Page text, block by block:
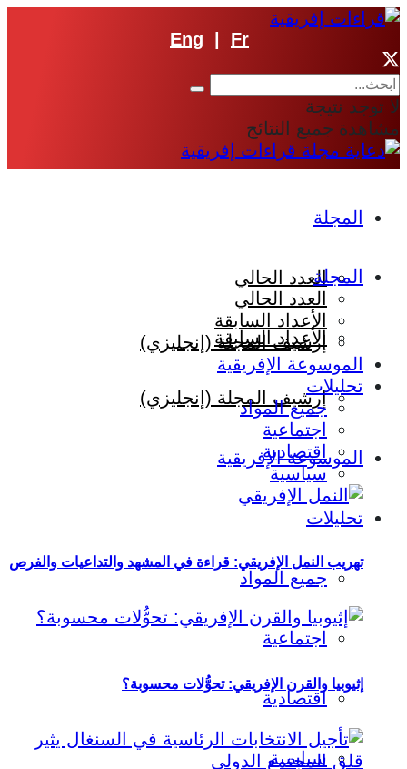
Eng Fr
لا توجد نتيجة
مشاهدة جميع النتائج
المجلة
العدد الحالي
الأعداد السابقة
إرشيف المجلة (إنجليزي)
الموسوعة الإفريقية
تحليلات
جميع المواد
اجتماعية
اقتصادية
سياسية
المجلة
العدد الحالي
الأعداد السابقة
إرشيف المجلة (إنجليزي)
الموسوعة الإفريقية
تحليلات
جميع المواد
اجتماعية
اقتصادية
سياسية
تهريب النمل الإفريقي: قراءة في المشهد والتداعيات والفرص
إثيوبيا والقرن الإفريقي: تحوُّلات محسوبة؟